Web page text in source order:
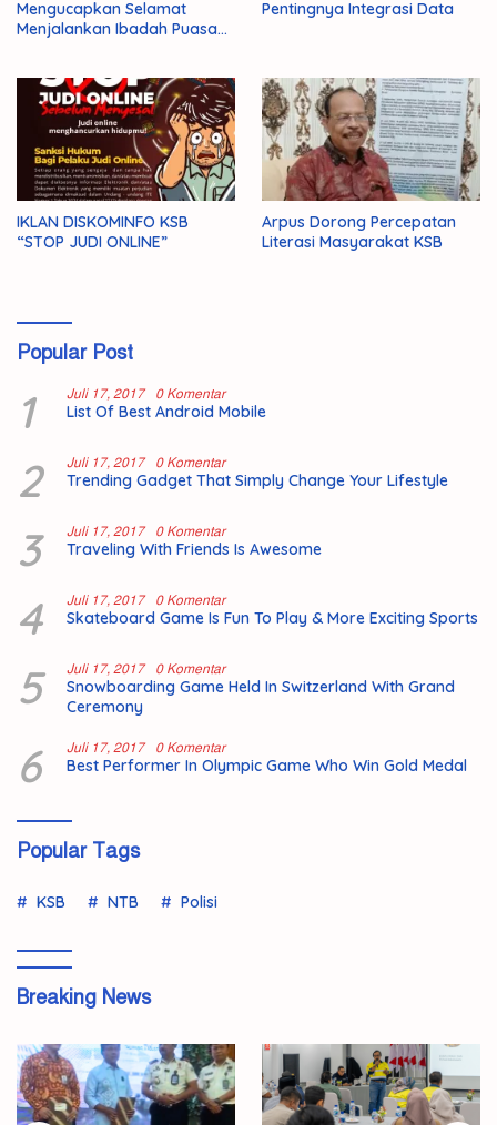
Mengucapkan Selamat
Menjalankan Ibadah Puasa
Pentingnya Integrasi Data
IKLAN DISKOMINFO KSB
“STOP JUDI ONLINE”
Arpus Dorong Percepatan
Literasi Masyarakat KSB
Popular Post
1 Juli 17, 2017 0 Komentar
List Of Best Android Mobile
2 Juli 17, 2017 0 Komentar
Trending Gadget That Simply Change Your Lifestyle
3 Juli 17, 2017 0 Komentar
Traveling With Friends Is Awesome
4 Juli 17, 2017 0 Komentar
Skateboard Game Is Fun To Play & More Exciting Sports
5 Juli 17, 2017 0 Komentar
Snowboarding Game Held In Switzerland With Grand
Ceremony
6 Juli 17, 2017 0 Komentar
Best Performer In Olympic Game Who Win Gold Medal
Popular Tags
KSB NTB Polisi
Breaking News